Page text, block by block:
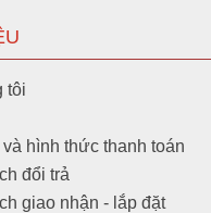
Panasonic Minerva
tôi
hình thức thanh toán
đổi trả
giao nhận - lắp đặt